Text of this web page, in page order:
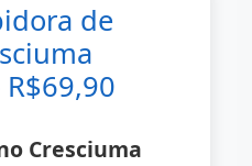
de
R$69,90
Cresciuma